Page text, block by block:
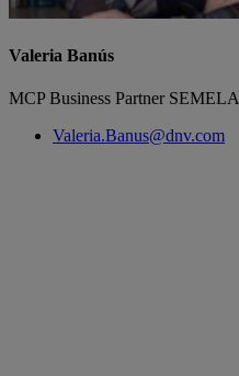
Valeria Banús
MCP Business Partner SEMELA
Valeria.Banus@dnv.com